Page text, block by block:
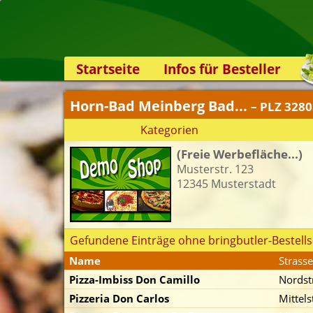
Startseite
Infos für Besteller
Lieferservice-App
Weiterempfehlen
Newsletter
Sicherheit
Kontakt
Horn-Bad Meinberg Bad... – PLZ
Kategorien
(Freie Werbefläche...)
Musterstr. 123
12345 Musterstadt
Gefundene Einträge ohne bringbutler-
Name Strasse
Pizza-Imbiss Don Camillo
Pizzeria Don Carlos